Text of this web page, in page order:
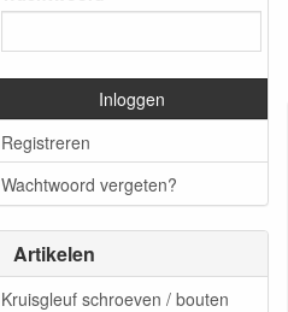
Inloggen
Registreren
Wachtwoord vergeten?
Artikelen
Kruisgleuf schroeven / bouten